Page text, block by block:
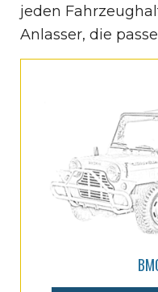
jeden
Anlasser, die